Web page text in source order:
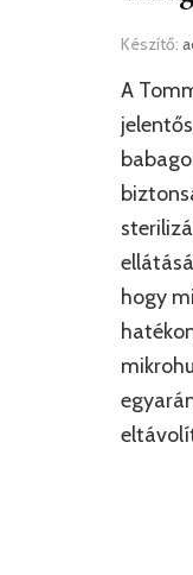
Készítő:
A
hogy